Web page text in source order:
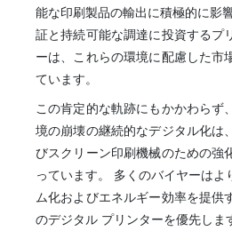
能な印刷製品の輸出に積極的に影
証と持続可能な調達に投資するプ
ーは、これらの環境に配慮した市
ています。
この肯定的な軌跡にもかかわらず
境の崩壊の継続的なデジタル化は
びスクリーン印刷機械のための強
っています。 多くのバイヤーはよ
ム化およびエネルギー効率を提供
のデジタル プリンターを優先しま